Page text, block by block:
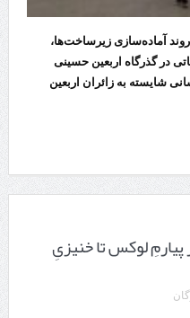
آماده‌سازی زیرساخت‌ها،
در گذرگاه اربعین حسینی
شایسته به زائران اربعین
لوکس تا خنیزیِ